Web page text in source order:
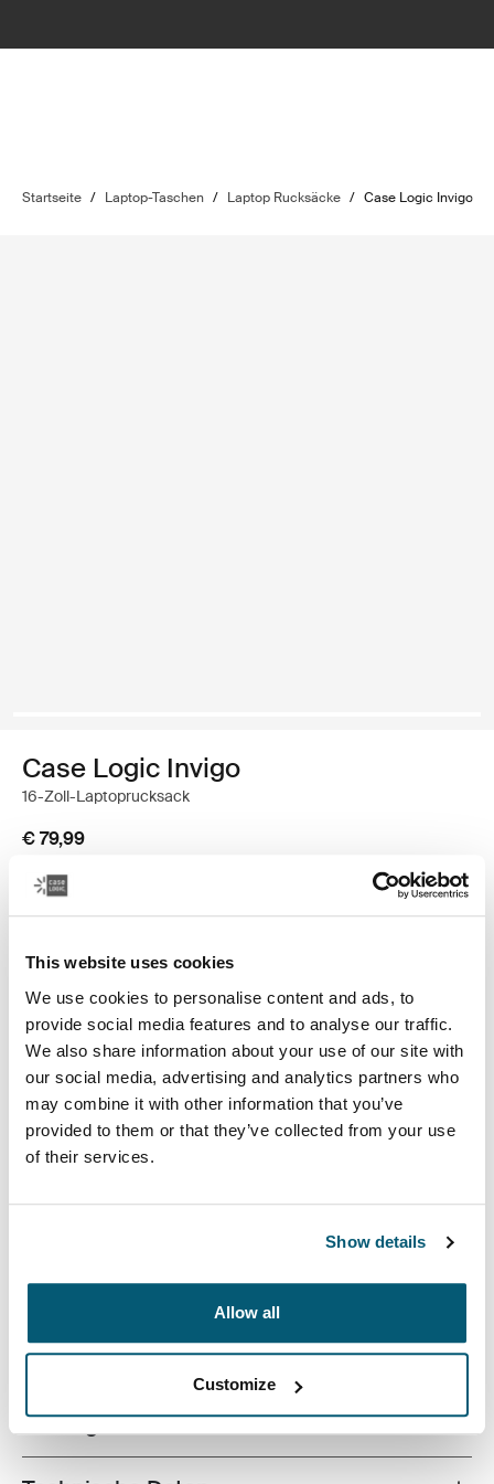
This website uses cookies
We use cookies to personalise content and ads, to
provide social media features and to analyse our traffic.
We also share information about your use of our site with
our social media, advertising and analytics partners who
may combine it with other information that you’ve
provided to them or that they’ve collected from your use
of their services.
Show details
Allow all
Customize
Startseite / Laptop-Taschen / Laptop Rucksäcke / Case Logic Invigo
Case Logic Invigo
16-Zoll-Laptoprucksack
€ 79,99
Farbe
Case Logic Invigo backpack 16" Schwarz (selected)
Der 16-Zoll-Rucksack Invigo von Case Logic ist ein
einfacher, raffinierter Rucksack aus recycelten
Toggle overview
Beschreibung des Produkts
Toggle features
Alle Eigenschaften